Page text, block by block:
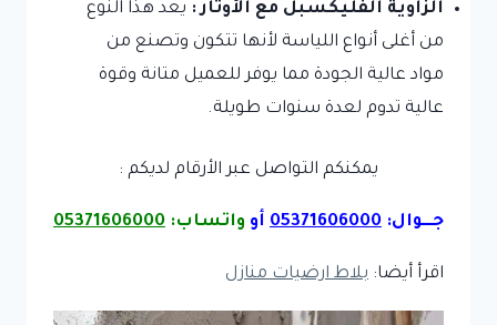
الزاوية الفليكسبل مع الأوتار : يعد هذا النوع
من أغلى أنواع اللياسة لأنها تتكون وتصنع من
مواد عالية الجودة مما يوفر للعميل متانة وقوة
عالية تدوم لعدة سنوات طويلة.
يمكنكم التواصل عبر الأرقام لديكم :
جـــوال: 05371606000 أو واتساب: 05371606000
اقرأ أيضا: بلاط ارضيات منازل